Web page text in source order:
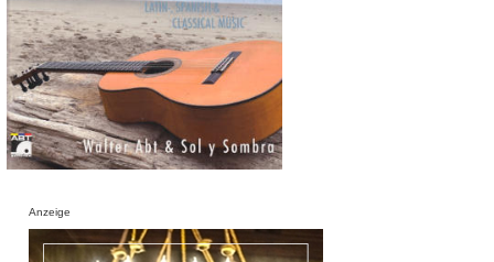
Anzeige